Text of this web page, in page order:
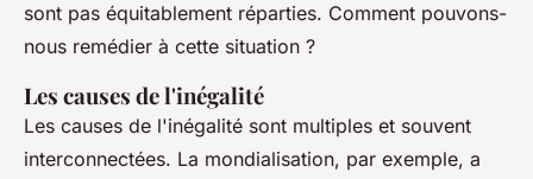
sont pas équitablement réparties. Comment pouvons-
nous remédier à cette situation ?
Les causes de l'inégalité
Les causes de l'inégalité sont multiples et souvent
interconnectées. La mondialisation, par exemple, a